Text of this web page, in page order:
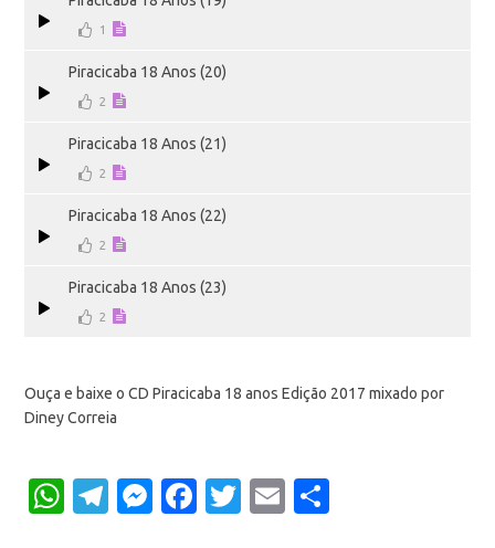
1
Piracicaba 18 Anos (20)
2
Piracicaba 18 Anos (21)
2
Piracicaba 18 Anos (22)
2
Piracicaba 18 Anos (23)
2
Ouça e baixe o CD Piracicaba 18 anos Edição 2017 mixado por
Diney Correia
WhatsApp
Telegram
Messenger
Facebook
Twitter
Email